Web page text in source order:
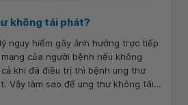
không tái phát?
nguy hiểm gây ảnh hưởng trực tiếp
của người bệnh nếu không
khi đã điều trị thì bệnh ung thư
Vậy làm sao để ung thư không tái